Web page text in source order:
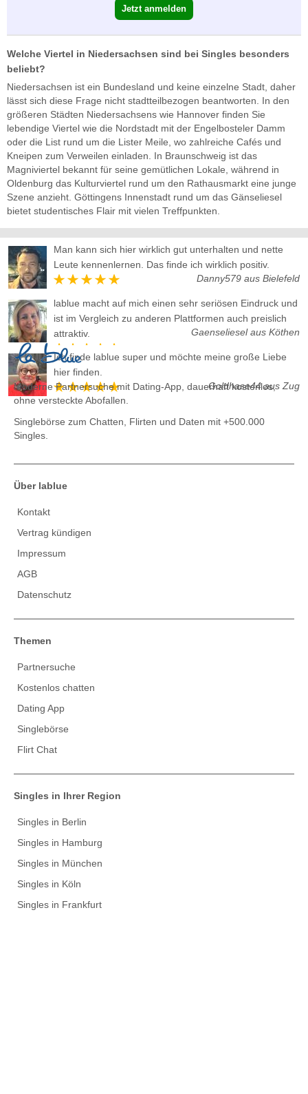
Jetzt anmelden
Welche Viertel in Niedersachsen sind bei Singles besonders
beliebt?
Niedersachsen ist ein Bundesland und keine einzelne Stadt, daher
lässt sich diese Frage nicht stadtteilbezogen beantworten. In den
größeren Städten Niedersachsens wie Hannover finden Sie
lebendige Viertel wie die Nordstadt mit der Engelbosteler Damm
oder die List rund um die Lister Meile, wo zahlreiche Cafés und
Kneipen zum Verweilen einladen. In Braunschweig ist das
Magniviertel bekannt für seine gemütlichen Lokale, während in
Oldenburg das Kulturviertel rund um den Rathausmarkt eine junge
Szene anzieht. Göttingens Innenstadt rund um das Gänseliesel
bietet studentisches Flair mit vielen Treffpunkten.
Man kann sich hier wirklich gut unterhalten und nette
Leute kennenlernen. Das finde ich wirklich positiv.
Danny579 aus Bielefeld
lablue macht auf mich einen sehr seriösen Eindruck und
ist im Vergleich zu anderen Plattformen auch preislich
attraktiv.
Gaenseliesel aus Köthen
Ich finde lablue super und möchte meine große Liebe
hier finden.
Goldhase44 aus Zug
Moderne Partnersuche mit Dating-App, dauerhaft kostenlos,
ohne versteckte Abofallen.
Singlebörse zum Chatten, Flirten und Daten mit +500.000
Singles.
Über lablue
Kontakt
Vertrag kündigen
Impressum
AGB
Datenschutz
Themen
Partnersuche
Kostenlos chatten
Dating App
Singlebörse
Flirt Chat
Singles in Ihrer Region
Singles in Berlin
Singles in Hamburg
Singles in München
Singles in Köln
Singles in Frankfurt